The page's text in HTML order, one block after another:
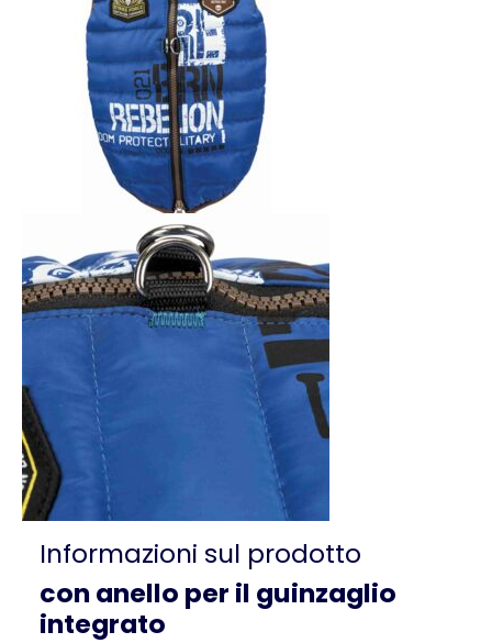
Informazioni sul prodotto
con anello per il guinzaglio
integrato